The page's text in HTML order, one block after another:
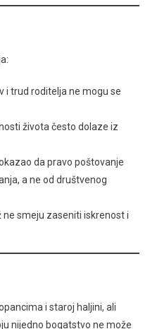
i trud roditelja ne mogu se
života često dolaze iz
da pravo poštovanje
a ne od društvenog
ne smeju zaseniti iskrenost i
i staroj haljini, ali
nijedno bogatstvo ne može